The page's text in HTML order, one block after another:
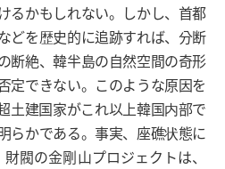
るかもしれない。しかし、首都
どを歴史的に追跡すれば、分断
断絶、韓半島の自然空間の奇形
定できない。このような原因を
土建国家がこれ以上韓国内部で
らかである。事実、座礁状態に
閥の金剛山プロジェクトは、